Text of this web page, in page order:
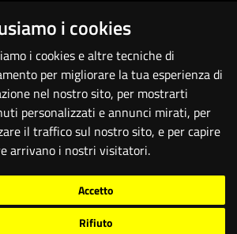
i cookies
i cookies e altre tecniche di
per migliorare la tua esperienza di
nel nostro sito, per mostrarti
personalizzati e annunci mirati, per
il traffico sul nostro sito, e per capire
arrivano i nostri visitatori.
Accetto
Rifiuto
279 610